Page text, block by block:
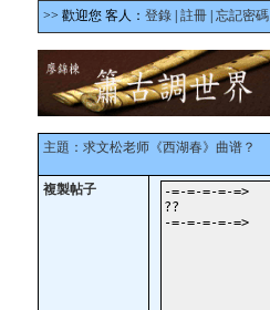
>> 歡迎您 客人： 登錄 註冊 忘記密碼
主題：求文松老师《西湖春》曲谱？
複製帖子